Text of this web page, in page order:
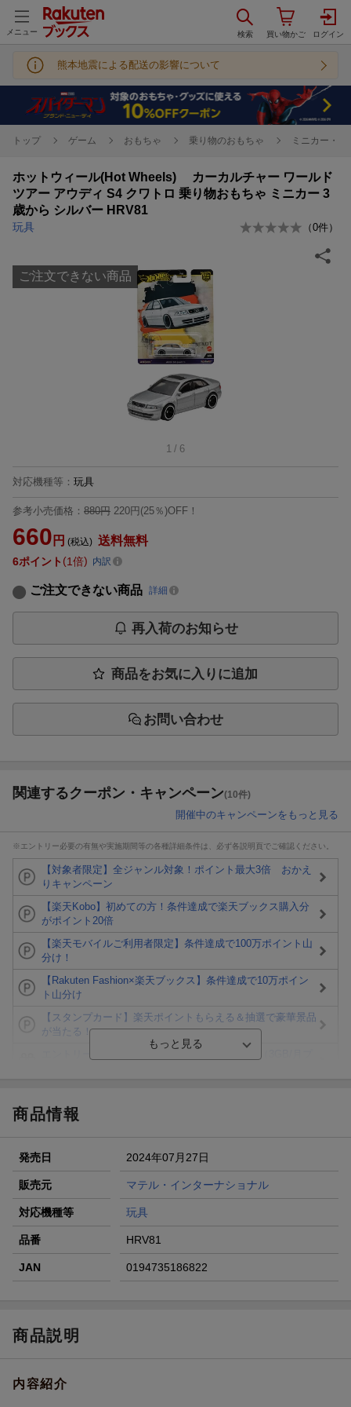
メニュー
熊本地震による配送の影響について
トップ ゲーム おもちゃ 乗り物のおもちゃ ミニカー・ト
ホットウィール(Hot Wheels) カーカルチャー ワールド
ツアー アウディ S4 クワトロ 乗り物おもちゃ ミニカー 3
歳から シルバー HRV81
玩具 （0件）
ご注文できない商品
1 / 6
対応機種等 ： 玩具
参考小売価格： 880円 220円(25％)OFF！
660 円 (税込) 送料無料
6ポイント 1倍 内訳
ご注文できない商品 詳細
再入荷のお知らせ
商品をお気に入りに追加
お問い合わせ
関連するクーポン・キャンペーン(10件)
開催中のキャンペーンをもっと見る
※エントリー必要の有無や実施期間等の各種詳細条件は、必ず各説明頁でご確認ください。
【対象者限定】全ジャンル対象！ポイント最大3倍 おかえ
りキャンペーン
【楽天Kobo】初めての方！条件達成で楽天ブックス購入分
がポイント20倍
【楽天モバイルご利用者限定】条件達成で100万ポイント山
分け！
【Rakuten Fashion×楽天ブックス】条件達成で10万ポイン
ト山分け
【スタンプカード】楽天ポイントもらえる＆抽選で豪華景品
が当たる！
進呈
エントリー＆条件達成で『鬼滅の刃』オリジナルきんちゃく
袋が当たる！
【楽天24】日用品の楽天24と楽天ブックス買いまわりでク
ーポン★
商品情報
発売日 2024年07月27日
販売元 マテル・インターナショナル
対応機種等 玩具
品番 HRV81
JAN 0194735186822
商品説明
内容紹介